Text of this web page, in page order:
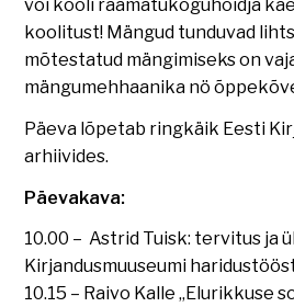
või kooli raamatukoguhoidja
koolitust! Mängud tunduvad
mõtestatud mängimiseks on
mängumehhaanika nö
Päeva lõpetab ringkäik Eesti
arhiivides.
Päevakava:
10.00 – Astrid Tuisk: tervitus ja
Kirjandusmuuseumi
10.15 – Raivo Kalle „Elurikkuse